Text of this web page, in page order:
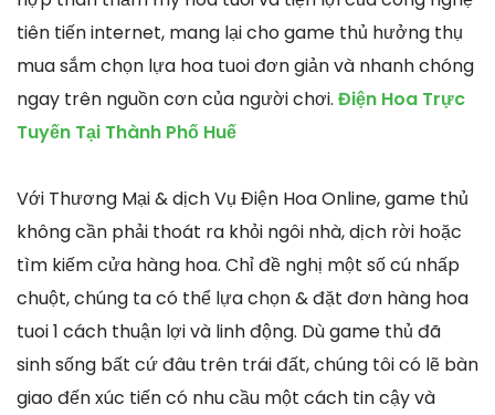
tiên tiến internet, mang lại cho game thủ hưởng thụ
mua sắm chọn lựa hoa tuoi đơn giản và nhanh chóng
ngay trên nguồn cơn của người chơi. Điện Hoa Trực
Tuyến Tại Thành Phố Huế
Với Thương Mại & dịch Vụ Điện Hoa Online, game thủ
không cần phải thoát ra khỏi ngôi nhà, dịch rời hoặc
tìm kiếm cửa hàng hoa. Chỉ đề nghị một số cú nhấp
chuột, chúng ta có thể lựa chọn & đặt đơn hàng hoa
tuoi 1 cách thuận lợi và linh động. Dù game thủ đã
sinh sống bất cứ đâu trên trái đất, chúng tôi có lẽ bàn
giao đến xúc tiến có nhu cầu một cách tin cậy và